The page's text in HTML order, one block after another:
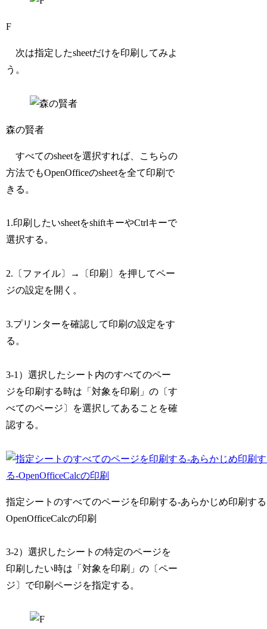
F
次は指定したsheetだけを印刷してみよ
う。
森の賢者
すべてのsheetを選択すれば、こちらの
方法でもOpenOfficeのsheetを全て印刷で
きる。
1.印刷したいsheetをshiftキーやCtrlキーで
選択する。
2.〔ファイル〕→〔印刷〕を押してペー
ジの設定を開く。
3.プリンターを確認して印刷の設定をす
る。
3-1）選択したシート内のすべてのペー
ジを印刷する時は「対象を印刷」の〔す
べてのページ〕を選択してあることを確
認する。
指定シートのすべてのページを印刷する-あらかじめ印刷す
OpenOfficeCalcの印刷
3-2）選択したシートの特定のページを
印刷したい時は「対象を印刷」の〔ペー
ジ〕で印刷ページを指定する。